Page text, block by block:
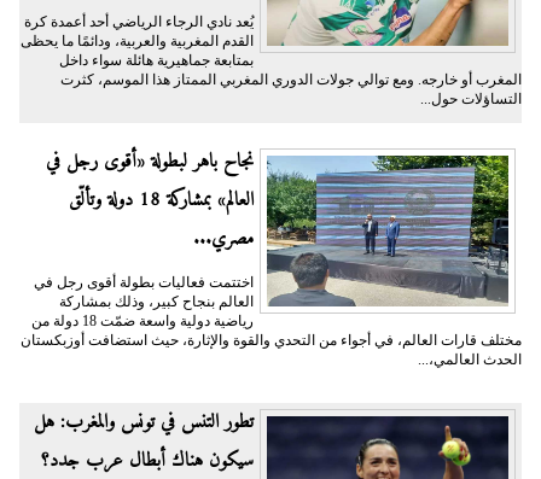
يُعد نادي الرجاء الرياضي أحد أعمدة كرة
القدم المغربية والعربية، ودائمًا ما يحظى
بمتابعة جماهيرية هائلة سواء داخل
المغرب أو خارجه. ومع توالي جولات الدوري المغربي الممتاز هذا الموسم، كثرت
التساؤلات حول...
نجاح باهر لبطولة «أقوى رجل في
العالم» بمشاركة 18 دولة وتألّق
مصري...
اختتمت فعاليات بطولة أقوى رجل في
العالم بنجاح كبير، وذلك بمشاركة
رياضية دولية واسعة ضمّت 18 دولة من
مختلف قارات العالم، في أجواء من التحدي والقوة والإثارة، حيث استضافت أوزبكستان
الحدث العالمي،...
تطور التنس في تونس والمغرب: هل
سيكون هناك أبطال عرب جدد؟